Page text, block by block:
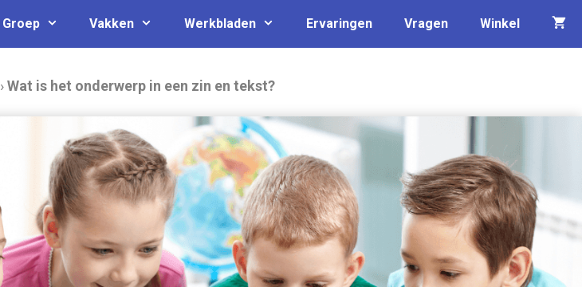
Groep Vakken Werkbladen Ervaringen Vragen Winkel
›Wat is het onderwerp in een zin en tekst?